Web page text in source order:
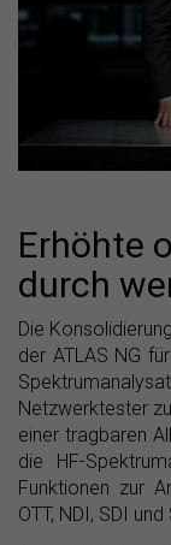
Erhöhte
durch
Die
der ATLAS NG
Netzwerktester
einer tragbaren
die HF-
Funktionen zur
OTT, NDI, SDI